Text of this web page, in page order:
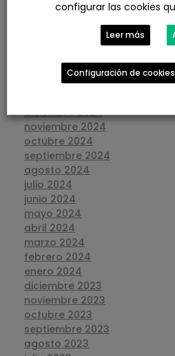
julio 2025
marzo 2025
febrero 2025
diciembre 2024
noviembre 2024
octubre 2024
septiembre 2024
agosto 2024
julio 2024
junio 2024
mayo 2024
abril 2024
marzo 2024
febrero 2024
enero 2024
diciembre 2023
noviembre 2023
octubre 2023
septiembre 2023
agosto 2023
configurar las cookies
Leer más
Configuración de cookies